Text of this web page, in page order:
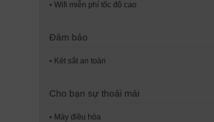
• Wifi miễn phí tốc độ cao
Đảm bảo
• Két sắt an toàn
Cho bạn sự thoải mái
• Máy điều hòa